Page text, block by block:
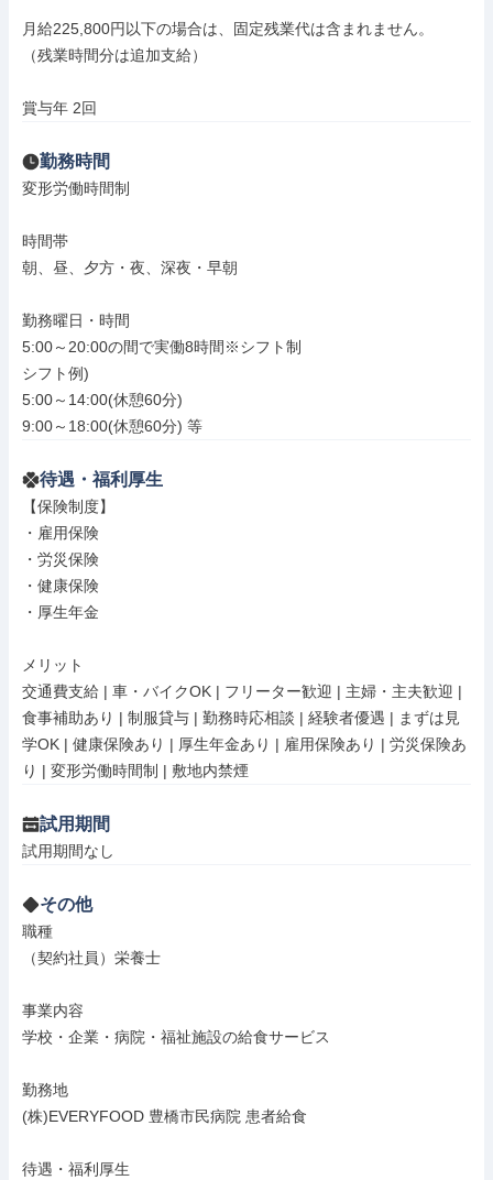
月給225,800円以下の場合は、固定残業代は含まれません。
（残業時間分は追加支給）
賞与年 2回
勤務時間
変形労働時間制
時間帯
朝、昼、夕方・夜、深夜・早朝
勤務曜日・時間
5:00～20:00の間で実働8時間※シフト制
シフト例)
5:00～14:00(休憩60分)
9:00～18:00(休憩60分) 等
待遇・福利厚生
【保険制度】
・雇用保険
・労災保険
・健康保険
・厚生年金
メリット
交通費支給 | 車・バイクOK | フリーター歓迎 | 主婦・主夫歓迎 |
食事補助あり | 制服貸与 | 勤務時応相談 | 経験者優遇 | まずは見
学OK | 健康保険あり | 厚生年金あり | 雇用保険あり | 労災保険あ
り | 変形労働時間制 | 敷地内禁煙
試用期間
試用期間なし
その他
職種
（契約社員）栄養士
事業内容
学校・企業・病院・福祉施設の給食サービス
勤務地
(株)EVERYFOOD 豊橋市民病院 患者給食
待遇・福利厚生